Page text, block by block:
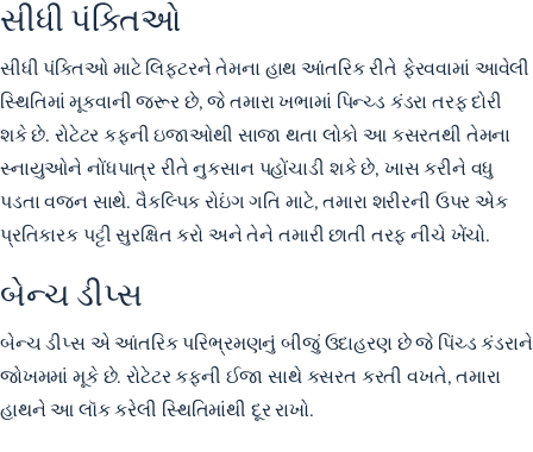
સીધી પંક્તિઓ
સીધી પંક્તિઓ માટે લિફ્ટરને તેમના હાથ આંતરિક રીતે ફેરવવામાં આવેલી
સ્થિતિમાં મૂકવાની જરૂર છે, જે તમારા ખભામાં પિન્ચ્ડ કંડરા તરફ દોરી
શકે છે. રોટેટર કફની ઇજાઓથી સાજા થતા લોકો આ કસરતથી તેમના
સ્નાયુઓને નોંધપાત્ર રીતે નુકસાન પહોંચાડી શકે છે, ખાસ કરીને વધુ
પડતા વજન સાથે. વૈકલ્પિક રોઇંગ ગતિ માટે, તમારા શરીરની ઉપર એક
પ્રતિકારક પટ્ટી સુરક્ષિત કરો અને તેને તમારી છાતી તરફ નીચે ખેંચો.
બેન્ચ ડીપ્સ
બેન્ચ ડીપ્સ એ આંતરિક પરિભ્રમણનું બીજું ઉદાહરણ છે જે પિંચ્ડ કંડરાને
જોખમમાં મૂકે છે. રોટેટર કફની ઈજા સાથે કસરત કરતી વખતે, તમારા
હાથને આ લૉક કરેલી સ્થિતિમાંથી દૂર રાખો.